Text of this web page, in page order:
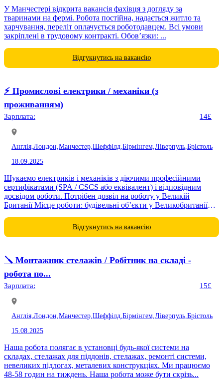
У Манчестері відкрита вакансія фахівця з догляду за
тваринами на фермі. Робота постійна, надається житло та
харчування, переліт оплачується роботодавцем. Всі умови
закріплені в трудовому контракті. Обов’язки: ...
Відгукнутись на вакансію
⚡️ Промислові електрики / механіки (з
проживанням)
Зарплата: 14£
Англія, Лондон, Манчестер, Шеффілд, Бірмінгем, Ліверпуль, Брістоль
18.09.2025
Шукаємо електриків і механіків з діючими професійними
сертифікатами (SPA / CSCS або еквівалент) і відповідним
досвідом роботи. Потрібен дозвіл на роботу у Великій
Британії Місце роботи: будівельні об’єкти у Великобританії
Відгукнутись на вакансію
🪛 Монтажник стелажів / Робітник на складі -
робота по...
Зарплата: 15£
Англія, Лондон, Манчестер, Шеффілд, Бірмінгем, Ліверпуль, Брістоль
15.08.2025
Наша робота полягає в установці будь-якої системи на
складах, стелажах для піддонів, стелажах, ремонті системи,
невеликих підлогах, металевих конструкціях. Ми працюємо
48-58 годин на тиждень. Наша робота може бути скрізь...